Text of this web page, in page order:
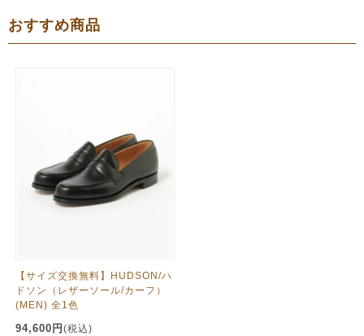
おすすめ商品
【サイズ交換無料】HUDSON/ハ
ドソン（レザーソール/カーフ）
(MEN) 全1色
94,600円 (税込)